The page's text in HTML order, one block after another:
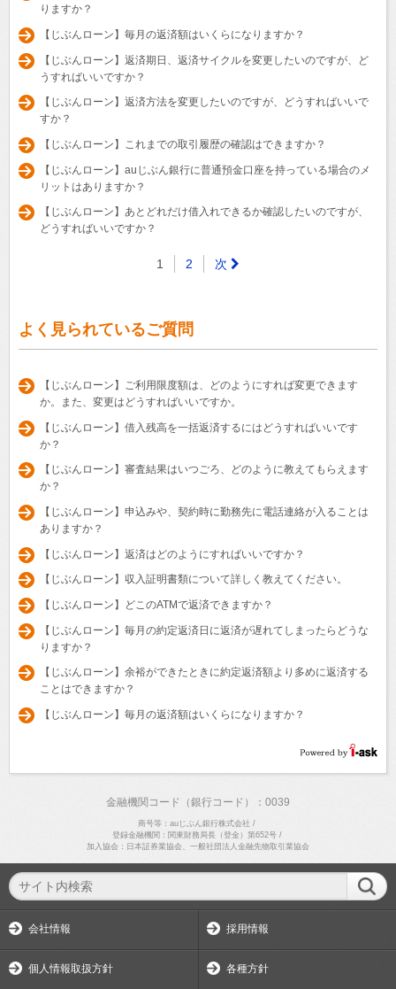
りますか？
【じぶんローン】毎月の返済額はいくらになりますか？
【じぶんローン】返済期日、返済サイクルを変更したいのですが、ど
うすればいいですか？
【じぶんローン】返済方法を変更したいのですが、どうすればいいで
すか？
【じぶんローン】これまでの取引履歴の確認はできますか？
【じぶんローン】auじぶん銀行に普通預金口座を持っている場合のメ
リットはありますか？
【じぶんローン】あとどれだけ借入れできるか確認したいのですが、
どうすればいいですか？
1 2 次
よく見られているご質問
【じぶんローン】ご利用限度額は、どのようにすれば変更できます
か。また、変更はどうすればいいですか。
【じぶんローン】借入残高を一括返済するにはどうすればいいです
か？
【じぶんローン】審査結果はいつごろ、どのように教えてもらえます
か？
【じぶんローン】申込みや、契約時に勤務先に電話連絡が入ることは
ありますか？
【じぶんローン】返済はどのようにすればいいですか？
【じぶんローン】収入証明書類について詳しく教えてください。
【じぶんローン】どこのATMで返済できますか？
【じぶんローン】毎月の約定返済日に返済が遅れてしまったらどうな
りますか？
【じぶんローン】余裕ができたときに約定返済額より多めに返済する
ことはできますか？
【じぶんローン】毎月の返済額はいくらになりますか？
金融機関コード（銀行コード）：0039
商号等：auじぶん銀行株式会社 /
登録金融機関：関東財務局長（登金）第652号/
加入協会：日本証券業協会、一般社団法人金融先物取引業協会
会社情報 採用情報
個人情報取扱方針 各種方針